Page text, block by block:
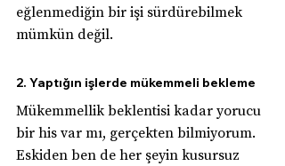
eğlenmediğin bir işi sürdürebilmek
mümkün değil.
2. Yaptığın işlerde mükemmeli bekleme
Mükemmellik beklentisi kadar yorucu
bir his var mı, gerçekten bilmiyorum.
Eskiden ben de her şeyin kusursuz